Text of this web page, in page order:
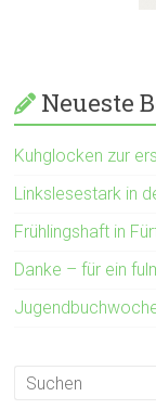
Neueste
Kuhglocken zur
Linkslesestark in
Frühlingshaft in
Danke – für ein